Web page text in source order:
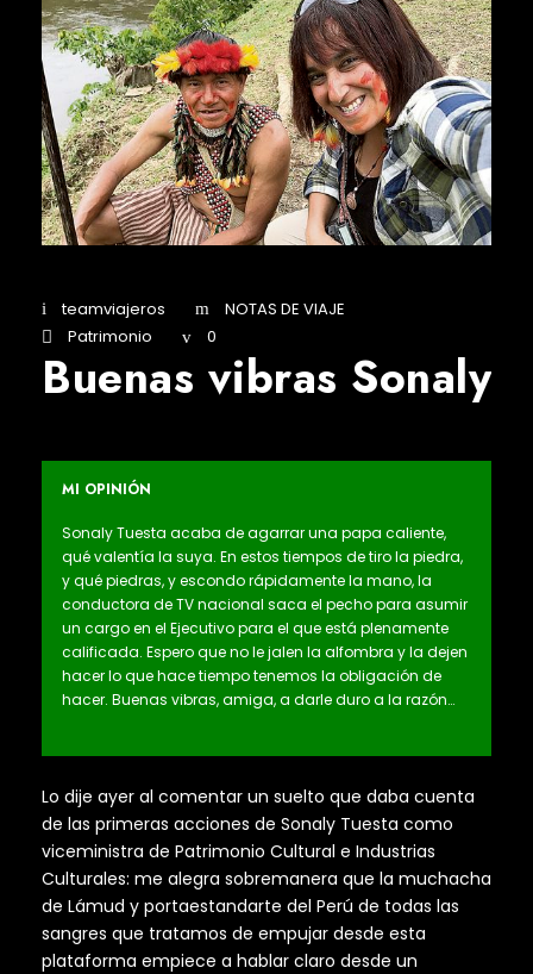
teamviajeros
NOTAS DE VIAJE
Patrimonio
0
Buenas vibras Sonaly
MI OPINIÓN
Sonaly Tuesta acaba de agarrar una papa caliente,
qué valentía la suya. En estos tiempos de tiro la piedra,
y qué piedras, y escondo rápidamente la mano, la
conductora de TV nacional saca el pecho para asumir
un cargo en el Ejecutivo para el que está plenamente
calificada. Espero que no le jalen la alfombra y la dejen
hacer lo que hace tiempo tenemos la obligación de
hacer. Buenas vibras, amiga, a darle duro a la razón…
Lo dije ayer al comentar un suelto que daba cuenta
de las primeras acciones de Sonaly Tuesta como
viceministra de Patrimonio Cultural e Industrias
Culturales: me alegra sobremanera que la muchacha
de Lámud y portaestandarte del Perú de todas las
sangres que tratamos de empujar desde esta
plataforma empiece a hablar claro desde un